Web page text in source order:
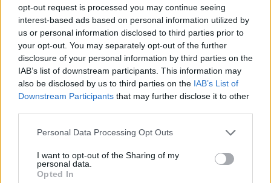
opt-out request is processed you may continue seeing
interest-based ads based on personal information utilized by
us or personal information disclosed to third parties prior to
your opt-out. You may separately opt-out of the further
disclosure of your personal information by third parties on the
IAB’s list of downstream participants. This information may
also be disclosed by us to third parties on the IAB’s List of
Downstream Participants that may further disclose it to other
Personal Data Processing Opt Outs
I want to opt-out of the Sharing of my
personal data.
Opted In
Ezt a növényt már az őskorban is ismerték, a népi gyógyászatban